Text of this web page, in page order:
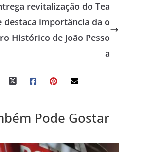
revitalização do Tea
destaca importância da o
Histórico de João Pesso
a
Pode Gostar